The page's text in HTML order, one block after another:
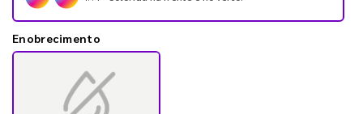
Enobrecimento